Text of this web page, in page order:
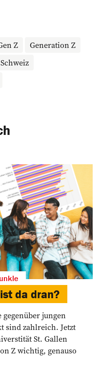
Z
Generation Z
Schweiz
da dran?
jungen
sind zahlreich. Jetzt
St. Gallen
Z wichtig, genauso